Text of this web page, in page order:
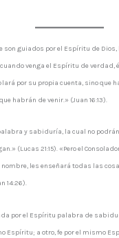
son guiados por el Espíritu de
cuando venga el Espíritu de verdad,
por su propia cuenta, sino que
habrán de venir.» (Juan 16:13).
y sabiduría, la cual no
(Lucas 21:15). «Pero el
nombre, les enseñará todas las
14:26).
por el Espíritu palabra de
Espíritu; a otro, fe por el mismo